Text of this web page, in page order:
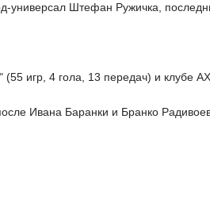
универсал Штефан Ружичка,
игр, 4 гола, 13 передач) и клубе
Ивана Баранки и Бранко